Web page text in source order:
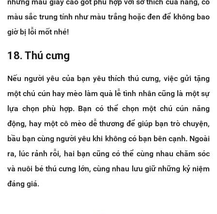
màu sắc trung tính như màu trắng hoặc đen để không bao
giờ bị lỗi mốt nhé!
18. Thú cưng
Nếu người yêu của bạn yêu thích thú cưng, việc gửi tặng
một chú cún hay mèo làm quà lễ tình nhân cũng là một sự
lựa chọn phù hợp. Bạn có thể chọn một chú cún năng
động, hay một cô mèo dễ thương để giúp bạn trò chuyện,
bầu bạn cùng người yêu khi không có bạn bên cạnh. Ngoài
ra, lúc rảnh rỗi, hai bạn cũng có thể cùng nhau chăm sóc
và nuôi bé thú cưng lớn, cùng nhau lưu giữ những kỷ niệm
đáng giá.